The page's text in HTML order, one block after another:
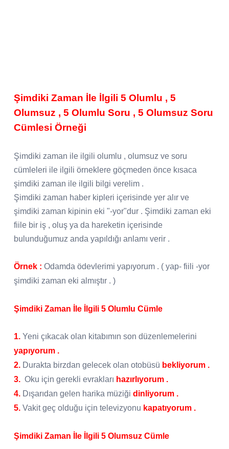
Şimdiki Zaman İle İlgili 5 Olumlu , 5
Olumsuz , 5 Olumlu Soru , 5 Olumsuz Soru
Cümlesi Örneği
Şimdiki zaman ile ilgili olumlu , olumsuz ve soru
cümleleri ile ilgili örneklere göçmeden önce kısaca
şimdiki zaman ile ilgili bilgi verelim .
Şimdiki zaman haber kipleri içerisinde yer alır ve
şimdiki zaman kipinin eki "-yor"dur . Şimdiki zaman eki
fiile bir iş , oluş ya da hareketin içerisinde
bulunduğumuz anda yapıldığı anlamı verir .
Örnek : Odamda ödevlerimi yapıyorum . ( yap- fiili -yor
şimdiki zaman eki almıştır . )
Şimdiki Zaman İle İlgili 5 Olumlu Cümle
1. Yeni çıkacak olan kitabımın son düzenlemelerini
yapıyorum .
2. Durakta birzdan gelecek olan otobüsü bekliyorum .
3. Oku için gerekli evrakları hazırlıyorum .
4. Dışarıdan gelen harika müziği dinliyorum .
5. Vakit geç olduğu için televizyonu kapatıyorum .
Şimdiki Zaman İle İlgili 5 Olumsuz Cümle